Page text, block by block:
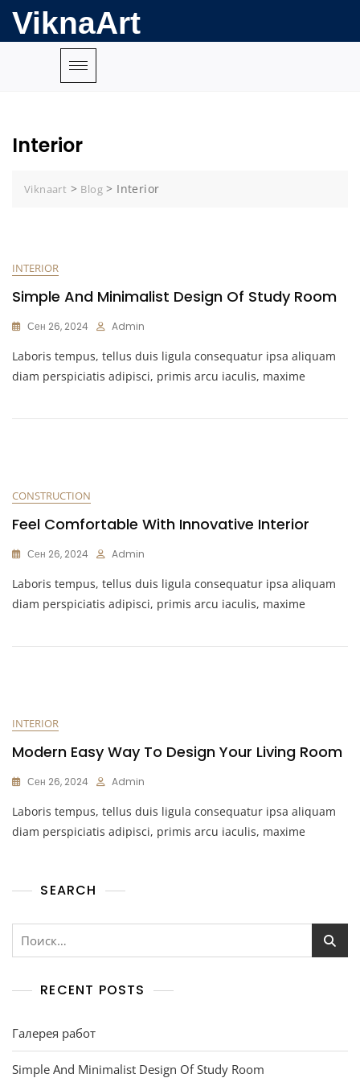
ViknaArt
Interior
Viknaart > Blog > Interior
INTERIOR
Simple And Minimalist Design Of Study Room
Сен 26, 2024 Admin
Laboris tempus, tellus duis ligula consequatur ipsa aliquam
diam perspiciatis adipisci, primis arcu iaculis, maxime
CONSTRUCTION
Feel Comfortable With Innovative Interior
Сен 26, 2024 Admin
Laboris tempus, tellus duis ligula consequatur ipsa aliquam
diam perspiciatis adipisci, primis arcu iaculis, maxime
INTERIOR
Modern Easy Way To Design Your Living Room
Сен 26, 2024 Admin
Laboris tempus, tellus duis ligula consequatur ipsa aliquam
diam perspiciatis adipisci, primis arcu iaculis, maxime
SEARCH
RECENT POSTS
Галерея работ
Simple And Minimalist Design Of Study Room